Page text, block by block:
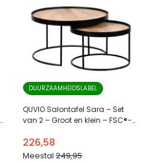
DUURZAAMHEIDSLABEL
QUVIO Salontafel Sara – Set
van 2 – Groot en klein – FSC®-
Metaal – Zwart – Naturel
226,58
Meestal 249,95